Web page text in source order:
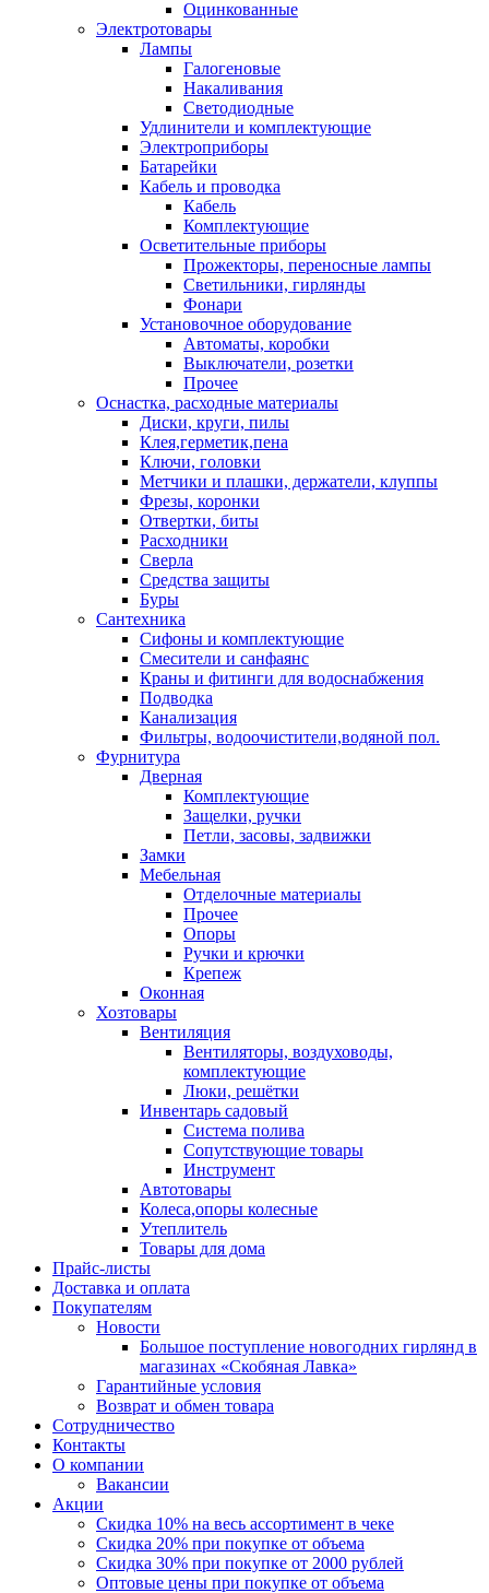
Оцинкованные
Электротовары
Лампы
Галогеновые
Накаливания
Светодиодные
Удлинители и комплектующие
Электроприборы
Батарейки
Кабель и проводка
Кабель
Комплектующие
Осветительные приборы
Прожекторы, переносные лампы
Светильники, гирлянды
Фонари
Установочное оборудование
Автоматы, коробки
Выключатели, розетки
Прочее
Оснастка, расходные материалы
Диски, круги, пилы
Клея,герметик,пена
Ключи, головки
Метчики и плашки, держатели, клуппы
Фрезы, коронки
Отвертки, биты
Расходники
Сверла
Средства защиты
Буры
Сантехника
Сифоны и комплектующие
Смесители и санфаянс
Краны и фитинги для водоснабжения
Подводка
Канализация
Фильтры, водоочистители,водяной пол.
Фурнитура
Дверная
Комплектующие
Защелки, ручки
Петли, засовы, задвижки
Замки
Мебельная
Отделочные материалы
Прочее
Опоры
Ручки и крючки
Крепеж
Оконная
Хозтовары
Вентиляция
Вентиляторы, воздуховоды,
комплектующие
Люки, решётки
Инвентарь садовый
Система полива
Сопутствующие товары
Инструмент
Автотовары
Колеса,опоры колесные
Утеплитель
Товары для дома
Прайс-листы
Доставка и оплата
Покупателям
Новости
Большое поступление новогодних гирлянд в
магазинах «Скобяная Лавка»
Гарантийные условия
Возврат и обмен товара
Сотрудничество
Контакты
О компании
Вакансии
Акции
Скидка 10% на весь ассортимент в чеке
Скидка 20% при покупке от объема
Скидка 30% при покупке от 2000 рублей
Оптовые цены при покупке от объема